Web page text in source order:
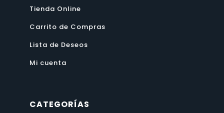
Tienda Online
Carrito de Compras
Lista de Deseos
Mi cuenta
CATEGORÍAS